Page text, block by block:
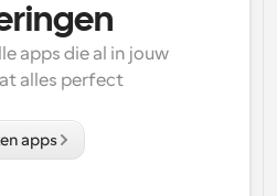
apps die al in jouw
alles perfect
apps